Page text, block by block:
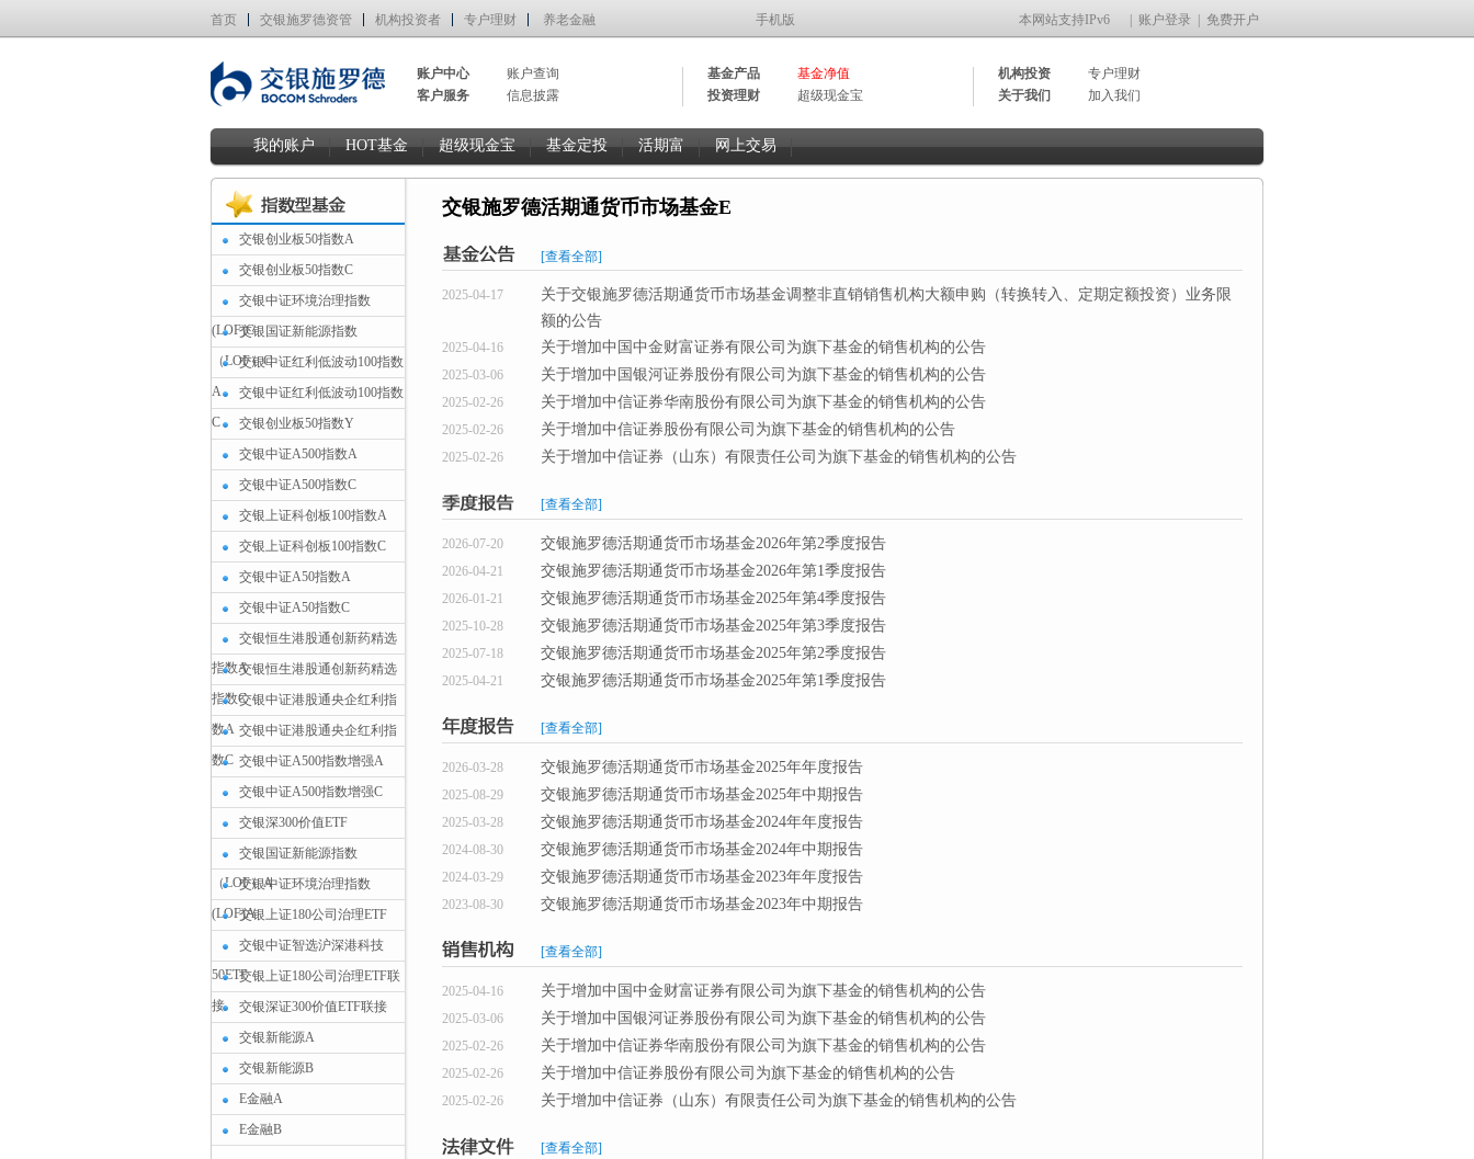
首页 交银施罗德资管 机构投资者 专户理财 养老金融 手机版 本网站支持IPv6 账户登录 免费开户
账户中心
账户查询
客户服务
信息披露
基金产品
基金净值
投资理财
超级现金宝
机构投资
专户理财
关于我们
加入我们
我的账户 HOT基金 超级现金宝 基金定投 活期富 网上交易
交银创业板50指数A
交银创业板50指数C
交银中证环境治理指数
(LOF)C交银国证新能源指数
（LOF）C
交银中证红利低波动100指数
A
交银中证红利低波动100指数
C
交银创业板50指数Y
交银中证A500指数A
交银中证A500指数C
交银上证科创板100指数A
交银上证科创板100指数C
交银中证A50指数A
交银中证A50指数C
交银恒生港股通创新药精选
指数A交银恒生港股通创新药精选
指数C交银中证港股通央企红利指
数A 交银中证港股通央企红利指
数C 交银中证A500指数增强A
交银中证A500指数增强C
交银深300价值ETF
交银国证新能源指数
（LOF）A
交银中证环境治理指数
(LOF)A交银上证180公司治理ETF
交银中证智选沪深港科技
50ETF交银上证180公司治理ETF联
接
交银深证300价值ETF联接
交银新能源A
交银新能源B
E金融A
E金融B
交银施罗德活期通货币市场基金E
[查看全部]
2025-04-17
关于交银施罗德活期通货币市场基金调整非直销销售机构大额申购（转换转入、定期定额投资）业务限
额的公告
2025-04-16 关于增加中国中金财富证券有限公司为旗下基金的销售机构的公告
2025-03-06 关于增加中国银河证券股份有限公司为旗下基金的销售机构的公告
2025-02-26 关于增加中信证券华南股份有限公司为旗下基金的销售机构的公告
2025-02-26 关于增加中信证券股份有限公司为旗下基金的销售机构的公告
2025-02-26 关于增加中信证券（山东）有限责任公司为旗下基金的销售机构的公告
[查看全部]
2026-07-20 交银施罗德活期通货币市场基金2026年第2季度报告
2026-04-21 交银施罗德活期通货币市场基金2026年第1季度报告
2026-01-21 交银施罗德活期通货币市场基金2025年第4季度报告
2025-10-28 交银施罗德活期通货币市场基金2025年第3季度报告
2025-07-18 交银施罗德活期通货币市场基金2025年第2季度报告
2025-04-21 交银施罗德活期通货币市场基金2025年第1季度报告
[查看全部]
2026-03-28 交银施罗德活期通货币市场基金2025年年度报告
2025-08-29 交银施罗德活期通货币市场基金2025年中期报告
2025-03-28 交银施罗德活期通货币市场基金2024年年度报告
2024-08-30 交银施罗德活期通货币市场基金2024年中期报告
2024-03-29 交银施罗德活期通货币市场基金2023年年度报告
2023-08-30 交银施罗德活期通货币市场基金2023年中期报告
[查看全部]
2025-04-16 关于增加中国中金财富证券有限公司为旗下基金的销售机构的公告
2025-03-06 关于增加中国银河证券股份有限公司为旗下基金的销售机构的公告
2025-02-26 关于增加中信证券华南股份有限公司为旗下基金的销售机构的公告
2025-02-26 关于增加中信证券股份有限公司为旗下基金的销售机构的公告
2025-02-26 关于增加中信证券（山东）有限责任公司为旗下基金的销售机构的公告
[查看全部]